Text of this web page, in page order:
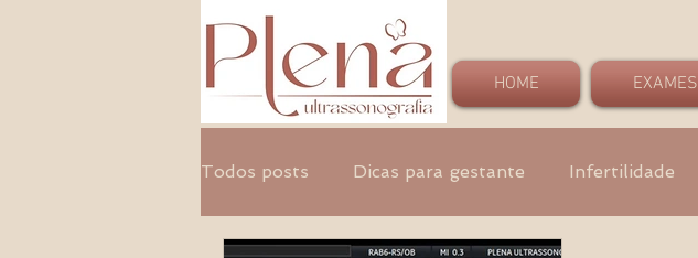
HOME EXAMES
Todos posts Dicas para gestante Infertilidade